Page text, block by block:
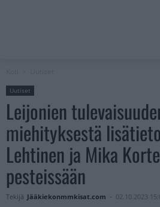
Uutiset
Leijonien
miehityksestä
Lehtinen ja Mika
pesteissään
Tekijä Jääkiekonmmkisat.com - 02.10.2023